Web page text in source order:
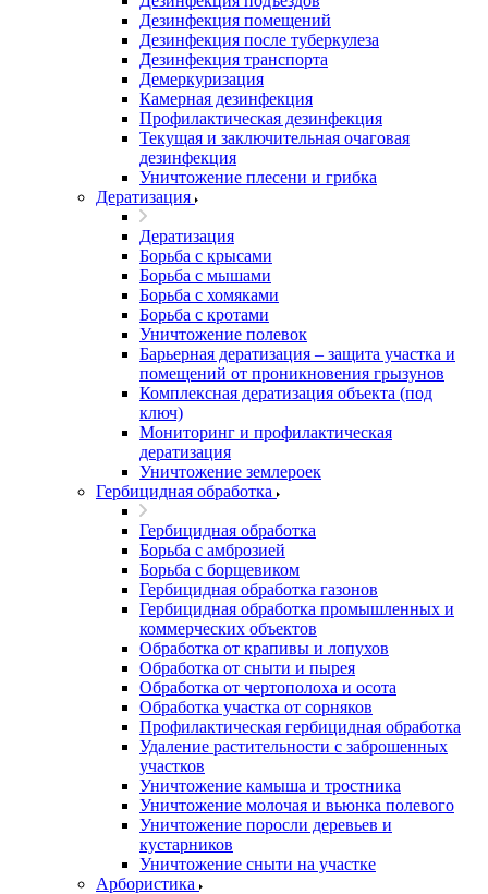
Дезинфекция помещений
Дезинфекция после туберкулеза
Дезинфекция транспорта
Демеркуризация
Камерная дезинфекция
Профилактическая дезинфекция
Текущая и заключительная очаговая
дезинфекция
Уничтожение плесени и грибка
Дератизация
Дератизация
Борьба с крысами
Борьба с мышами
Борьба с хомяками
Борьба с кротами
Уничтожение полевок
Барьерная дератизация – защита участка и
помещений от проникновения грызунов
Комплексная дератизация объекта (под
ключ)
Мониторинг и профилактическая
дератизация
Уничтожение землероек
Гербицидная обработка
Гербицидная обработка
Борьба с амброзией
Борьба с борщевиком
Гербицидная обработка газонов
Гербицидная обработка промышленных и
коммерческих объектов
Обработка от крапивы и лопухов
Обработка от сныти и пырея
Обработка от чертополоха и осота
Обработка участка от сорняков
Профилактическая гербицидная обработка
Удаление растительности с заброшенных
участков
Уничтожение камыша и тростника
Уничтожение молочая и вьюнка полевого
Уничтожение поросли деревьев и
кустарников
Уничтожение сныти на участке
Арбористика